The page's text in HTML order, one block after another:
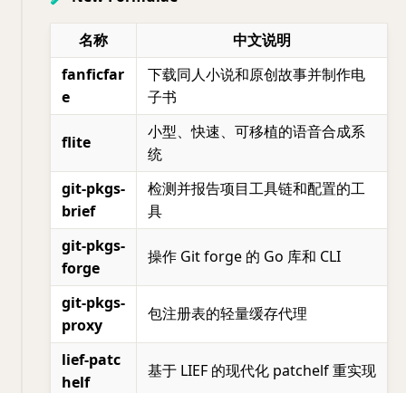
名称
中文说明
fanficfar
e
下载同人小说和原创故事并制作电
子书
flite
小型、快速、可移植的语音合成系
统
git-pkgs-
brief
检测并报告项目工具链和配置的工
具
git-pkgs-
forge
操作 Git forge 的 Go 库和 CLI
git-pkgs-
proxy
包注册表的轻量缓存代理
lief-patc
helf
基于 LIEF 的现代化 patchelf 重实现